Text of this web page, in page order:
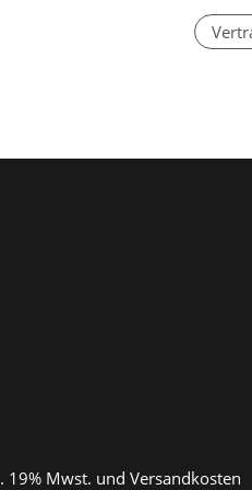
Mwst. und Versandkosten